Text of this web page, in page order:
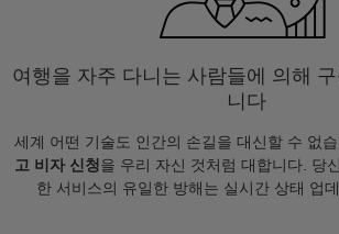
여행을 자주 다니는 사람들에 의해
니다
세계 어떤 기술도 인간의 손길을 대신할 수 없
고 비자 신청을 우리 자신 것처럼 대합니다. 당
한 서비스의 유일한 방해는 실시간 상태 업